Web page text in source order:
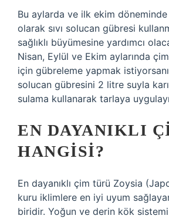
Bu aylarda ve ilk ekim
olarak sıvı solucan gübresi
sağlıklı büyümesine yardımcı
Nisan, Eylül ve Ekim aylarında
için gübreleme yapmak
solucan gübresini 2 litre suyla
sulama kullanarak tarlaya
EN DAYANIKLI
HANGISI?
En dayanıklı çim türü Zoysia
kuru iklimlere en iyi uyum
biridir. Yoğun ve derin kök